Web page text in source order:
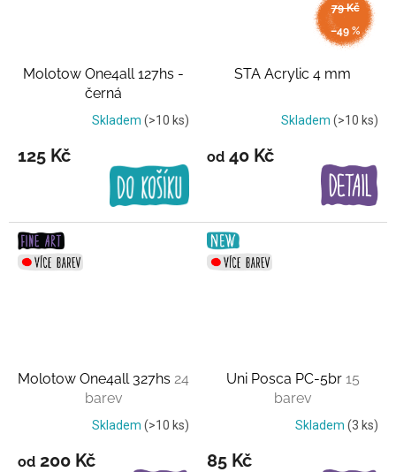
Molotow One4all 127hs -
černá
Skladem (>10 ks)
125 Kč
79 Kč
–49 %
STA Acrylic 4 mm
Skladem (>10 ks)
od 40 Kč
Molotow One4all 327hs 24
barev
Skladem (>10 ks)
od 200 Kč
Uni Posca PC-5br 15
barev
Skladem (3 ks)
85 Kč